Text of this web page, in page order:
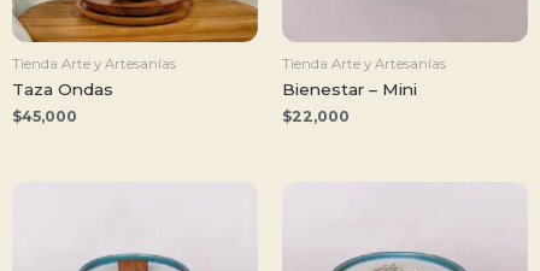
Tienda Arte y Artesanías
Taza Ondas
$45,000
Tienda Arte y Artesanías
Bienestar – Mini
$22,000